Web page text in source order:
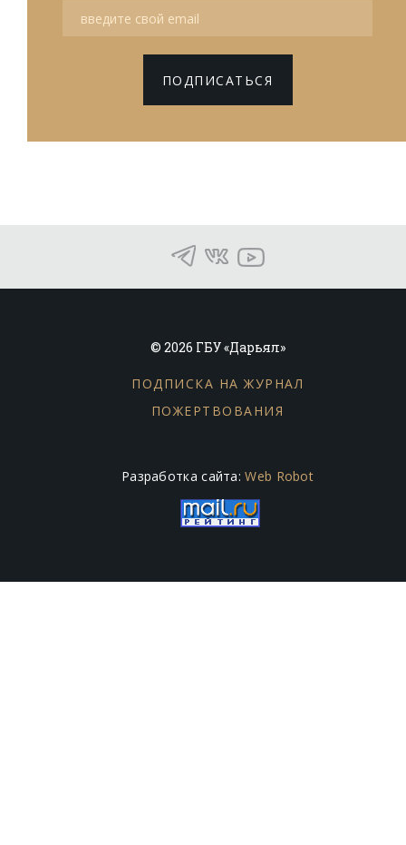
ПОДПИСАТЬСЯ
© 2026 ГБУ «Дарьял»
ПОДПИСКА НА ЖУРНАЛ
ПОЖЕРТВОВАНИЯ
Разработка сайта:Web Robot